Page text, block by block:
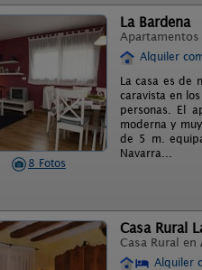
8 Fotos
La Bardena
Apartamentos
Alquiler
La casa es de
caravista en
personas. El
moderna y
de 5 m.
Navarra...
Casa Rural
Casa Rural en
Alquiler